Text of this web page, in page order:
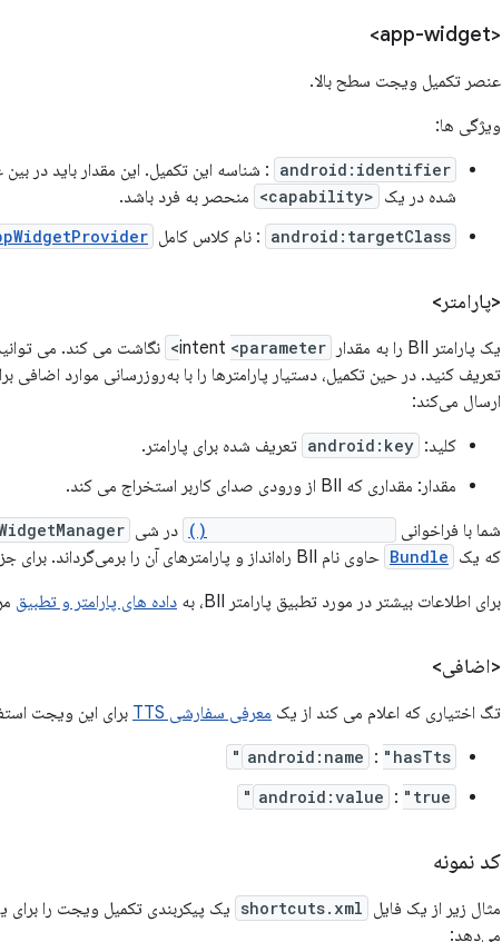
<app-widget>
عنصر تکمیل ویجت سطح بالا.
ویژگی ها:
android:identifier : شناسه این تکمیل. این مقدار باید در بین
شده در یک <capability> منحصر به فرد باشد.
android:targetClass : نام کلاس کامل
<پارامتر>
یک پارامتر BII را به مقدار intent <parameter> نگاشت می کند. می
تعریف کنید. در حین تکمیل، دستیار پارامترها را با به‌روزرسانی موارد
ارسال می‌کند:
کلید: android:key تعریف شده برای پارامتر.
مقدار: مقداری که BII از ورودی صدای کاربر استخراج می کند.
شما با فراخوانی
در شی
که یک Bundle حاوی نام BII راه‌انداز و پارامترهای آن را برمی‌گرداند. برای جزئیات بیشتر
برای اطلاعات بیشتر در مورد تطبیق پارامتر BII، به
داده های پارامتر و تطبیق
<اضافی>
تگ اختیاری که اعلام می کند از یک معرفی سفارشی TTS برای این ویجت
android:name : "hasTts"
android:value : "true"
کد نمونه
مثال زیر از یک فایل shortcuts.xml یک پیکربندی تکمیل ویجت را برای
می‌دهد: